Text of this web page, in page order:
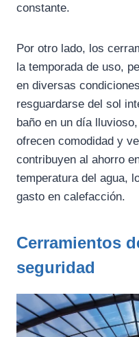
constante.
Por otro lado, los
la temporada de uso,
en diversas
resguardarse del sol
baño en un día
ofrecen comodidad y
contribuyen al ahorro
temperatura del agua,
gasto en calefacción.
Cerramientos
seguridad